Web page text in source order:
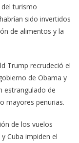
turismo
sido invertidos
de alimentos y la
Trump recrudeció el
de Obama y
estrangulado de
mayores penurias.
de los vuelos
Cuba impiden el